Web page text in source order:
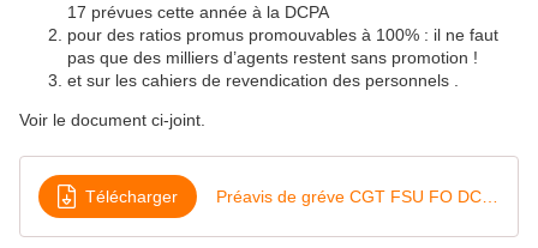
17 prévues cette année à la DCPA
pour des ratios promus promouvables à 100% : il ne faut
pas que des milliers d’agents restent sans promotion !
et sur les cahiers de revendication des personnels .
Voir le document ci-joint.
Télécharger